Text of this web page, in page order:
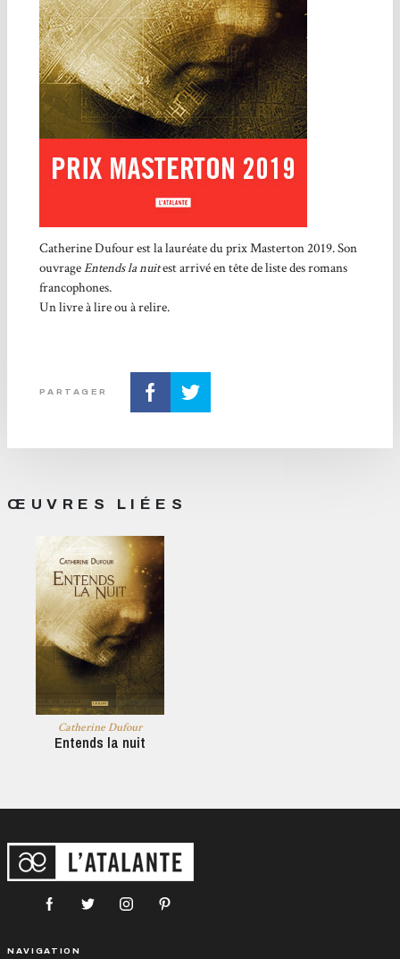
Catherine Dufour est la lauréate du prix Masterton 2019. Son
ouvrageEntends la nuitest arrivé en tête de liste des romans
francophones.
Un livre à lire ou à relire.
PARTAGER
ŒUVRES LIÉES
Catherine Dufour
Entends la nuit
NAVIGATION